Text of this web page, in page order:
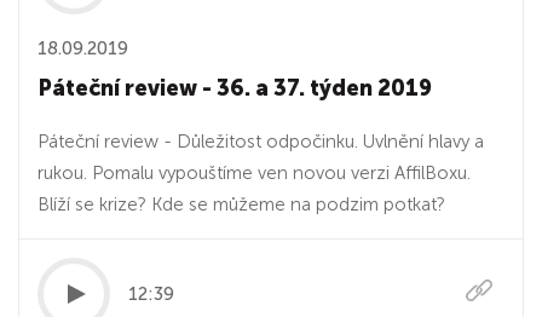
18.09.2019
Páteční review - 36. a 37. týden 2019
Páteční review - Důležitost odpočinku. Uvlnění hlavy a
rukou. Pomalu vypouštíme ven novou verzi AffilBoxu.
Blíží se krize? Kde se můžeme na podzim potkat?
12:39